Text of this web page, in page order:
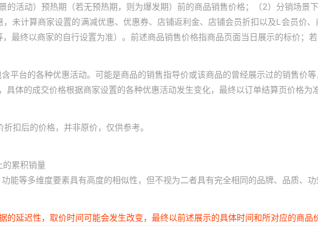
的活动）预热期（若无预热期，则为爆发期）前的商品销售价格；（2）分销场
未计算商家设置的满减优惠、优惠券、店铺返利金、店铺会员折扣以及L会员价
最终以商家的自行设置为准）。前述商品销售价格指商品页面当日展示的标价；
平台的各种优惠活动。可能是商品的销售指导价或该商品的曾经展示过的销售价等
体的成交价格根据商家设置的各种优惠活动发生变化，最终以订单结算页价格为准
扣后的价格，并非原价，仅供参考。
的累积销量
能等多维度要素具有高度的相似性，但不视为二者具有完全相同的品牌、品质、功
延迟性，取价时间可能会发生改变，最终以前述展示的具体时间和所对应的商品